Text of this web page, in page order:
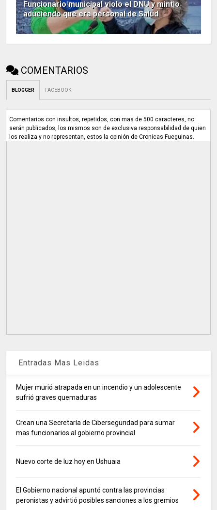
Funcionario municipal violo el DNU y mintio
aduciendo que era personal de Salud
COMENTARIOS
BLOGGER FACEBOOK
Comentarios con insultos, repetidos, con mas de 500 caracteres, no
serán publicados, los mismos son de exclusiva responsabilidad de quien
los realiza y no representan, estos la opinión de Cronicas Fueguinas.
Entradas Mas Leidas
Mujer murió atrapada en un incendio y un adolescente
sufrió graves quemaduras
Crean una Secretaría de Ciberseguridad para sumar
mas funcionarios al gobierno provincial
Nuevo corte de luz hoy en Ushuaia
El Gobierno nacional apuntó contra las provincias
peronistas y advirtió posibles sanciones a los gremios